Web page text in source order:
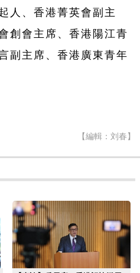
人、香港菁英會副主
創會主席、香港陽江青
副主席、香港廣東青年
【編輯：刘春】